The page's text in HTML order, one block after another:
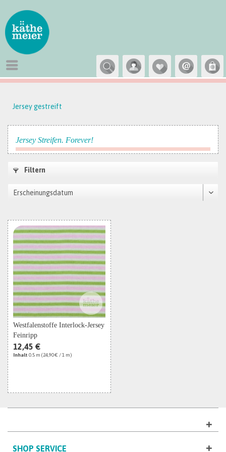
Jersey gestreift
Jersey Streifen. Forever!
Filtern
Westfalenstoffe Interlock-Jersey
Feinripp
12,45 €
Inhalt0.5 m(24,90 € / 1 m)
SHOP SERVICE